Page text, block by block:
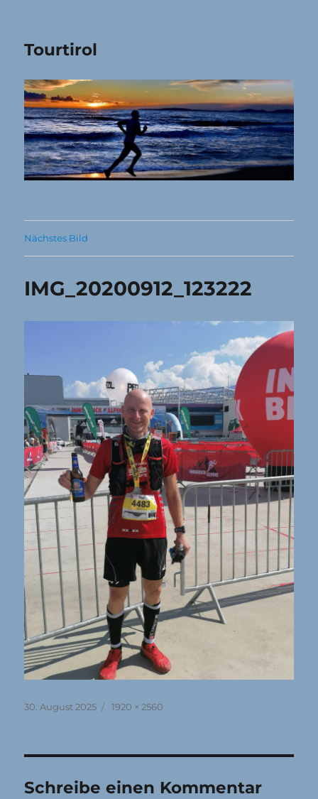
Tourtirol
Nächstes Bild
IMG_20200912_123222
Veröffentlicht
30. August 2025 Originalgröße
1920 × 2560
Schreibe einen Kommentar